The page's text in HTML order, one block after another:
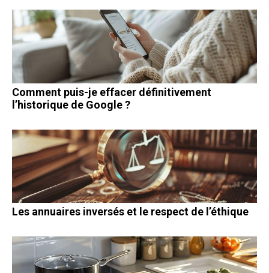
Comment puis-je effacer définitivement
l’historique de Google ?
Les annuaires inversés et le respect de l’éthique